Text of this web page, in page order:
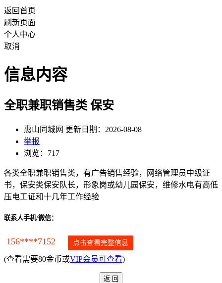
返回首页
刷新页面
个人中心
取消
信息内容
全职兼职销售类 保安
惠山同城网 更新日期：2026-08-08
举报
浏览：717
各类全职兼职销售类，有广告销售经验，网络管理员中级证
书，保安类保安队长，形象岗或幼儿园保安，维修水电有高低
压电工证和十几年工作经验
联系人手机/微信：
156****7152 点击查看完整信息
(查看需要80金币或VIP会员可查看)